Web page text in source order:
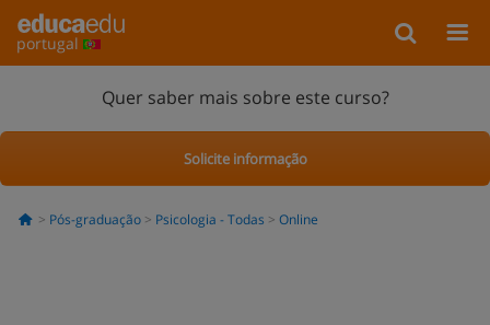
portugal
Quer saber mais sobre este curso?
Solicite informação
Pós-graduação Psicologia - Todas Online